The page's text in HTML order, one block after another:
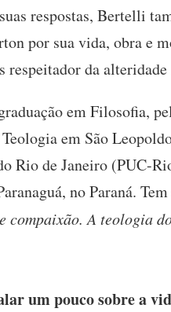
respostas, Bertelli
por sua vida, obra e
da alteridade
em Filosofia,
em São
Rio de Janeiro (PUC-
no Paraná.
compaixão. A teologia
um pouco sobre a